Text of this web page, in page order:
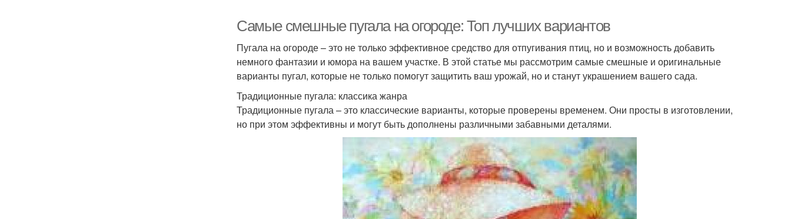
Самые смешные пугала на огороде: Топ лучших вариантов
Пугала на огороде – это не только эффективное средство для отпугивания птиц, но и возможность добавить
немного фантазии и юмора на вашем участке. В этой статье мы рассмотрим самые смешные и оригинальные
варианты пугал, которые не только помогут защитить ваш урожай, но и станут украшением вашего сада.
Традиционные пугала: классика жанра
Традиционные пугала – это классические варианты, которые проверены временем. Они просты в изготовлении,
но при этом эффективны и могут быть дополнены различными забавными деталями.